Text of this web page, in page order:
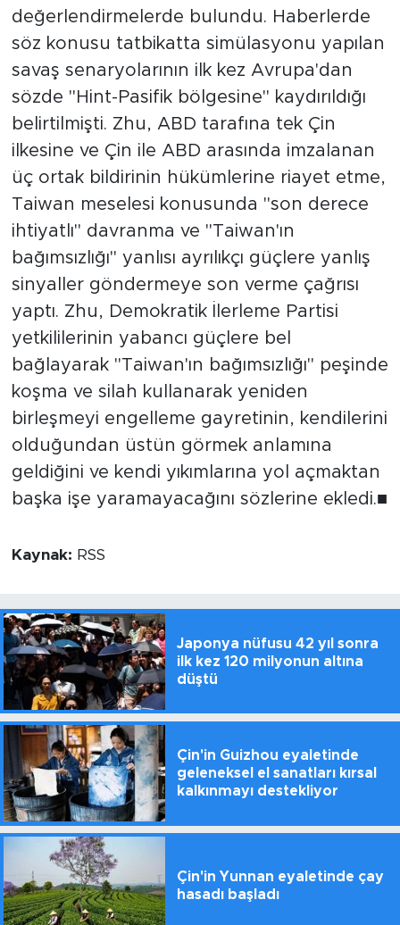
değerlendirmelerde bulundu. Haberlerde
söz konusu tatbikatta simülasyonu yapılan
savaş senaryolarının ilk kez Avrupa'dan
sözde "Hint-Pasifik bölgesine" kaydırıldığı
belirtilmişti. Zhu, ABD tarafına tek Çin
ilkesine ve Çin ile ABD arasında imzalanan
üç ortak bildirinin hükümlerine riayet etme,
Taiwan meselesi konusunda "son derece
ihtiyatlı" davranma ve "Taiwan'ın
bağımsızlığı" yanlısı ayrılıkçı güçlere yanlış
sinyaller göndermeye son verme çağrısı
yaptı. Zhu, Demokratik İlerleme Partisi
yetkililerinin yabancı güçlere bel
bağlayarak "Taiwan'ın bağımsızlığı" peşinde
koşma ve silah kullanarak yeniden
birleşmeyi engelleme gayretinin, kendilerini
olduğundan üstün görmek anlamına
geldiğini ve kendi yıkımlarına yol açmaktan
başka işe yaramayacağını sözlerine ekledi.■
Kaynak: RSS
Japonya nüfusu 42 yıl sonra
ilk kez 120 milyonun altına
düştü
Çin'in Guizhou eyaletinde
geleneksel el sanatları kırsal
kalkınmayı destekliyor
Çin'in Yunnan eyaletinde çay
hasadı başladı